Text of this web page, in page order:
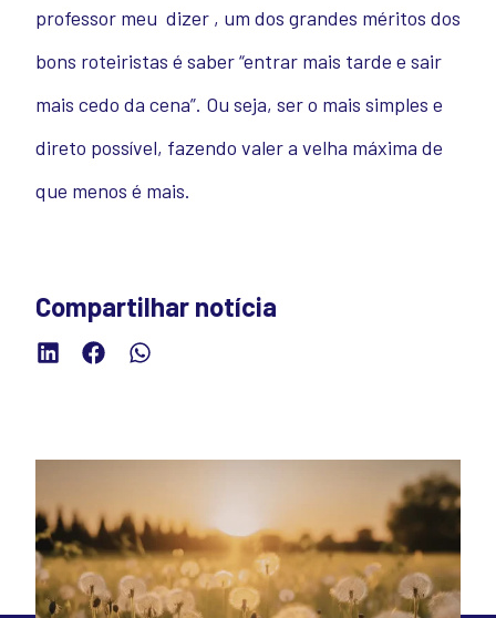
professor meu dizer , um dos grandes méritos dos
bons roteiristas é saber “entrar mais tarde e sair
mais cedo da cena”. Ou seja, ser o mais simples e
direto possível, fazendo valer a velha máxima de
que menos é mais.
Compartilhar notícia